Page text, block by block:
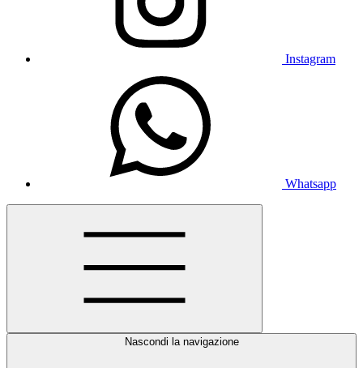
Instagram
Whatsapp
Nascondi la navigazione